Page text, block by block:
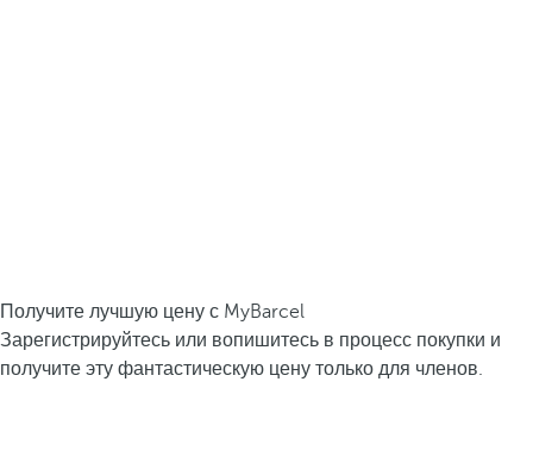
Получите лучшую цену с MyBarcel
Зарегистрируйтесь или вопишитесь в процесс покупки и
получите эту фантастическую цену только для членов.